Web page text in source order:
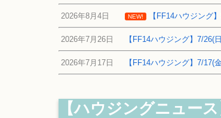
2026年8月4日 NEW! 【FF14ハウジング
2026年7月26日 【FF14ハウジング】7/
2026年7月17日 【FF14ハウジング】7/
【ハウジングニュー